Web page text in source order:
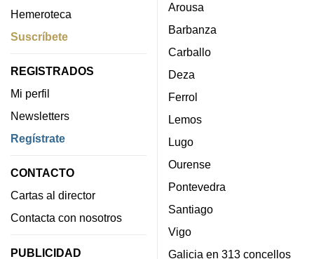
Hemeroteca
Suscríbete
REGISTRADOS
Mi perfil
Newsletters
Regístrate
CONTACTO
Cartas al director
Contacta con nosotros
PUBLICIDAD
Arousa
Barbanza
Carballo
Deza
Ferrol
Lemos
Lugo
Ourense
Pontevedra
Santiago
Vigo
Galicia en 313 concellos